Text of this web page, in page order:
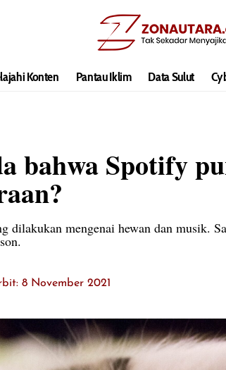
Konten Pantau Iklim Data Sulut
bahwa Spotify
dilakukan mengenai hewan dan musik.
8 November 2021